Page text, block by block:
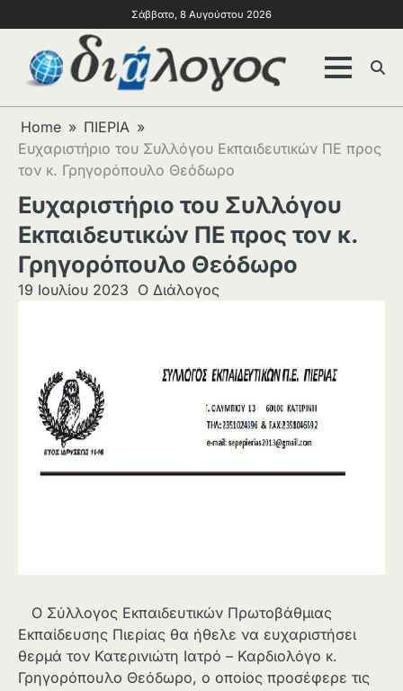
Σάββατο, 8 Αυγούστου 2026
Home
ΠΙΕΡΙΑ
Ευχαριστήριο του Συλλόγου Εκπαιδευτικών ΠΕ προς
τον κ. Γρηγορόπουλο Θεόδωρο
Ευχαριστήριο του Συλλόγου
Εκπαιδευτικών ΠΕ προς τον κ.
Γρηγορόπουλο Θεόδωρο
19 Ιουλίου 2023 Ο Διάλογος
Ο Σύλλογος Εκπαιδευτικών Πρωτοβάθμιας
Εκπαίδευσης Πιερίας θα ήθελε να ευχαριστήσει
θερμά τον Κατερινιώτη Ιατρό – Καρδιολόγο κ.
Γρηγορόπουλο Θεόδωρο, ο οποίος προσέφερε τις